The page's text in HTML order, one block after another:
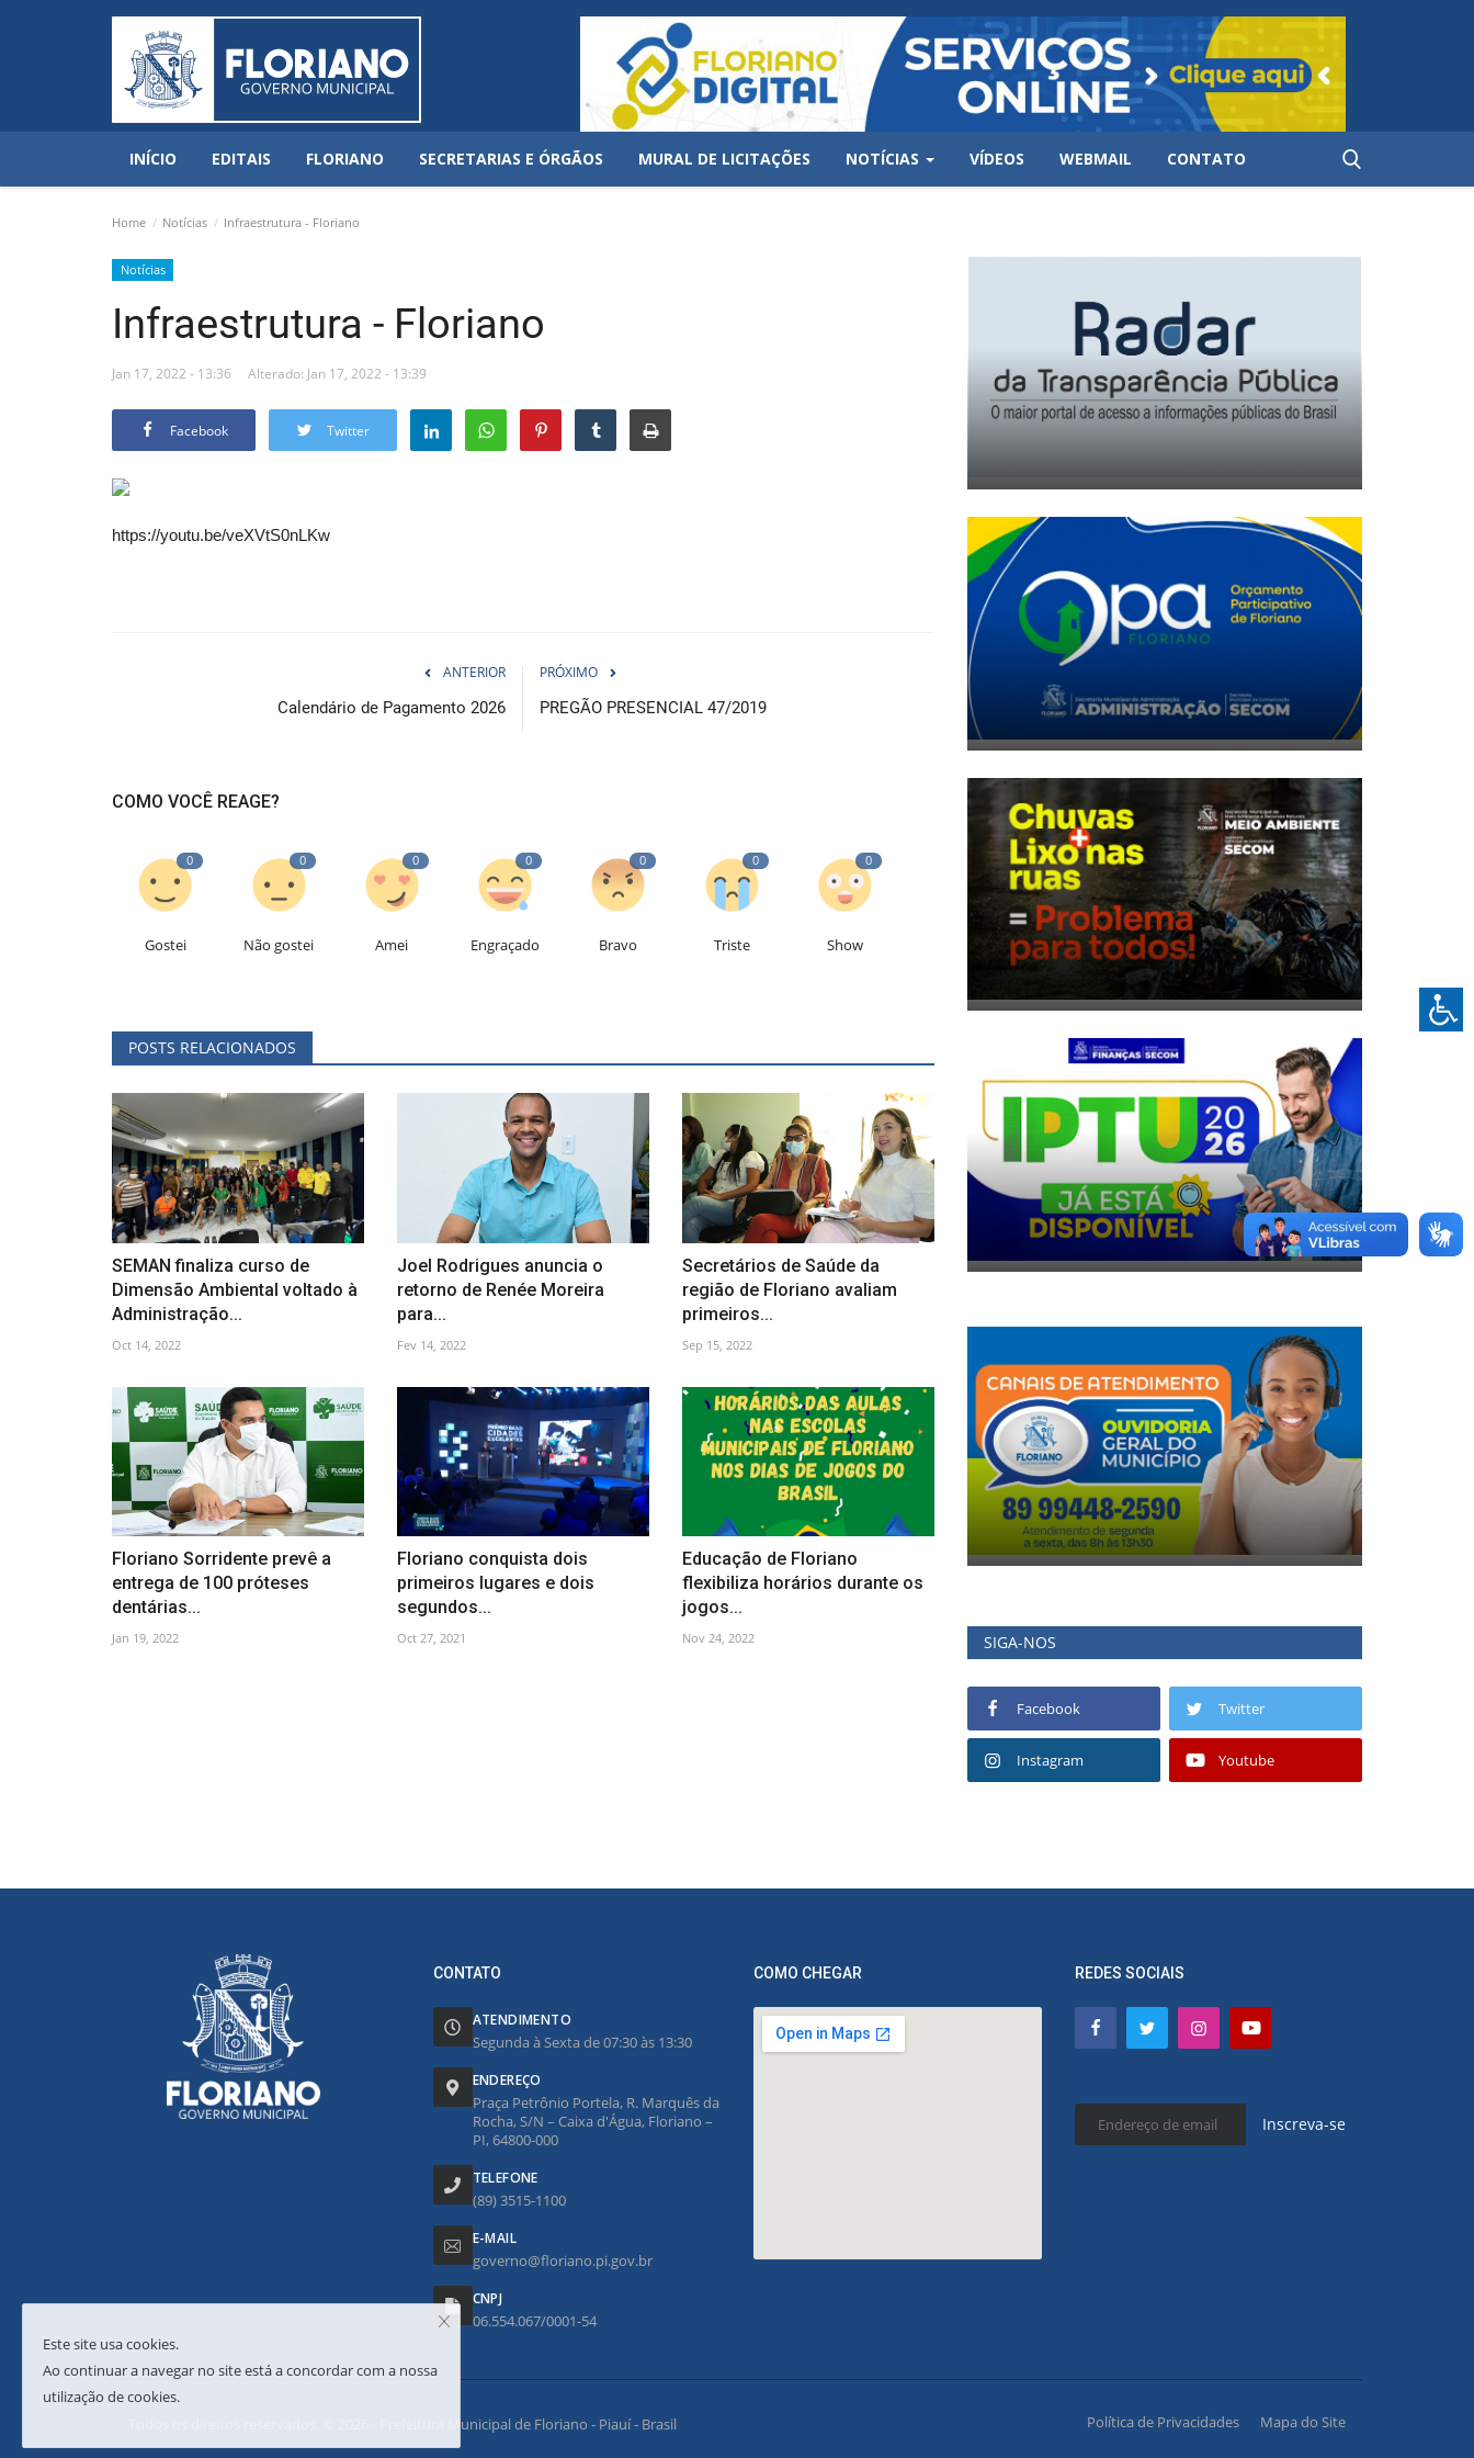
INÍCIO EDITAIS FLORIANO SECRETARIAS E ÓRGÃOS MURAL DE LICITAÇÕES NOTÍCIAS VÍDEOS WEBMAIL CONTATO
Home Notícias Infraestrutura - Floriano
Notícias
Infraestrutura - Floriano
Jan 17, 2022 - 13:36 Alterado: Jan 17, 2022 - 13:39
Facebook Twitter
https://youtu.be/veXVtS0nLKw
ANTERIOR
Calendário de Pagamento 2026
PRÓXIMO
PREGÃO PRESENCIAL 47/2019
COMO VOCÊ REAGE?
0
Gostei
0
Não gostei
0
Amei
0
Engraçado
0
Bravo
0
Triste
0
Show
POSTS RELACIONADOS
SEMAN finaliza curso de
Dimensão Ambiental voltado à
Administração...
Oct 14, 2022
Joel Rodrigues anuncia o
retorno de Renée Moreira
para...
Fev 14, 2022
Secretários de Saúde da
região de Floriano avaliam
primeiros...
Sep 15, 2022
Floriano Sorridente prevê a
entrega de 100 próteses
dentárias...
Jan 19, 2022
Floriano conquista dois
primeiros lugares e dois
segundos...
Oct 27, 2021
Educação de Floriano
flexibiliza horários durante os
jogos...
Nov 24, 2022 SIGA-NOS
Facebook Twitter
Instagram Youtube
CONTATO
ATENDIMENTO
Segunda à Sexta de 07:30 às 13:30
ENDEREÇO
Praça Petrônio Portela, R. Marquês da
Rocha, S/N – Caixa d'Água, Floriano –
PI, 64800-000
TELEFONE
(89) 3515-1100
E-MAIL
governo@floriano.pi.gov.br
CNPJ
06.554.067/0001-54
COMO CHEGAR REDES SOCIAIS
Inscreva-se
Todos os direitos reservados. © 2026 - Prefeitura Municipal de Floriano - Piauí - Brasil Política de Privacidades Mapa do Site
Este site usa cookies.
Ao continuar a navegar no site está a concordar com a nossa
utilização de cookies.